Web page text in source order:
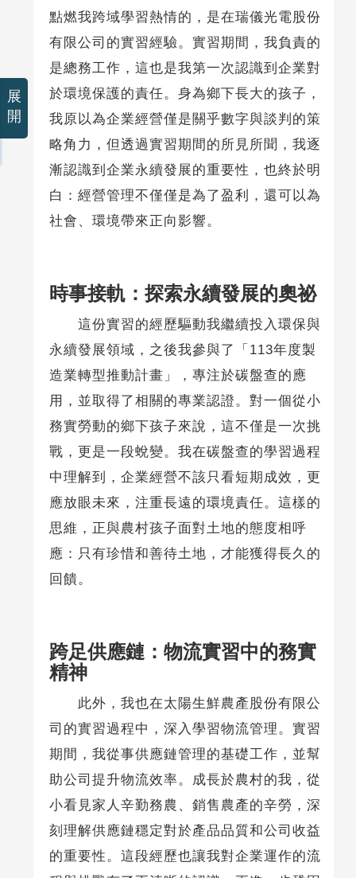
點燃我跨域學習熱情的，是在瑞儀光電股份
有限公司的實習經驗。實習期間，我負責的
是總務工作，這也是我第一次認識到企業對
於環境保護的責任。身為鄉下長大的孩子，
我原以為企業經營僅是關乎數字與談判的策
略角力，但透過實習期間的所見所聞，我逐
漸認識到企業永續發展的重要性，也終於明
白：經營管理不僅僅是為了盈利，還可以為
社會、環境帶來正向影響。
時事接軌：探索永續發展的奧祕
這份實習的經歷驅動我繼續投入環保與
永續發展領域，之後我參與了「113年度製
造業轉型推動計畫」，專注於碳盤查的應
用，並取得了相關的專業認證。對一個從小
務實勞動的鄉下孩子來說，這不僅是一次挑
戰，更是一段蛻變。我在碳盤查的學習過程
中理解到，企業經營不該只看短期成效，更
應放眼未來，注重長遠的環境責任。這樣的
思維，正與農村孩子面對土地的態度相呼
應：只有珍惜和善待土地，才能獲得長久的
回饋。
跨足供應鏈：物流實習中的務實
精神
此外，我也在太陽生鮮農產股份有限公
司的實習過程中，深入學習物流管理。實習
期間，我從事供應鏈管理的基礎工作，並幫
助公司提升物流效率。成長於農村的我，從
小看見家人辛勤務農、銷售農產的辛勞，深
刻理解供應鏈穩定對於產品品質和公司收益
的重要性。這段經歷也讓我對企業運作的流
展
開